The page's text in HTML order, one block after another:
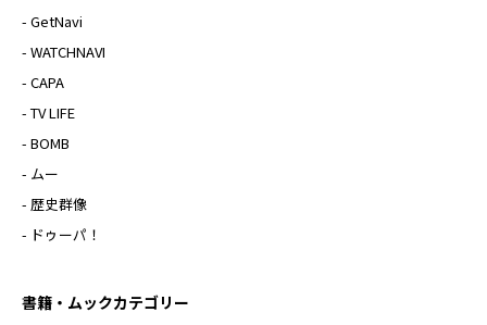
- GetNavi
- WATCHNAVI
- CAPA
- TV LIFE
- BOMB
- ムー
- 歴史群像
- ドゥーパ！
書籍・ムックカテゴリー